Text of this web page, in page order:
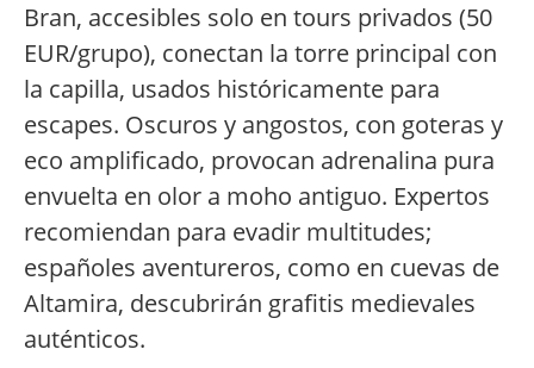
Bran, accesibles solo en tours privados (50
EUR/grupo), conectan la torre principal con
la capilla, usados históricamente para
escapes. Oscuros y angostos, con goteras y
eco amplificado, provocan adrenalina pura
envuelta en olor a moho antiguo. Expertos
recomiendan para evadir multitudes;
españoles aventureros, como en cuevas de
Altamira, descubrirán grafitis medievales
auténticos.